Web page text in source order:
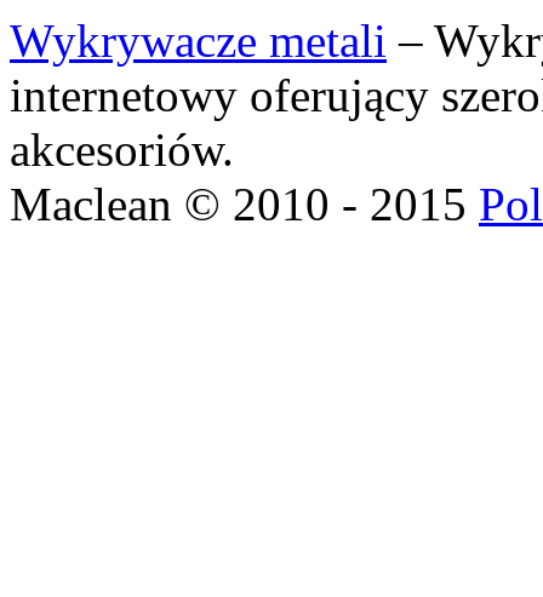
Wykrywacze metali –
internetowy oferujący
akcesoriów.
Maclean © 2010 - 2015